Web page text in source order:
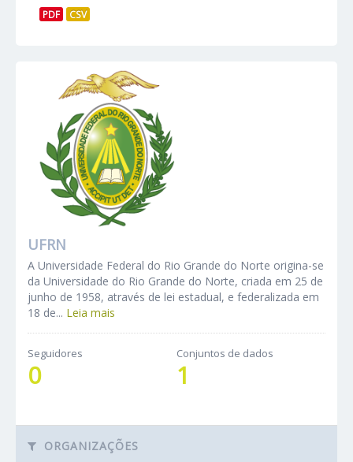
PDF CSV
UFRN
A Universidade Federal do Rio Grande do Norte origina-se
da Universidade do Rio Grande do Norte, criada em 25 de
junho de 1958, através de lei estadual, e federalizada em
18 de... Leia mais
Seguidores
0
Conjuntos de dados
1
ORGANIZAÇÕES